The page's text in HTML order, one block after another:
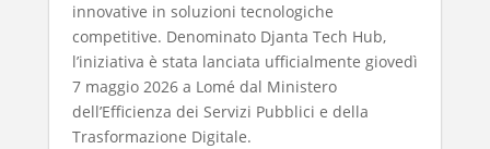
innovative in soluzioni tecnologiche
competitive. Denominato Djanta Tech Hub,
l’iniziativa è stata lanciata ufficialmente giovedì
7 maggio 2026 a Lomé dal Ministero
dell’Efficienza dei Servizi Pubblici e della
Trasformazione Digitale.